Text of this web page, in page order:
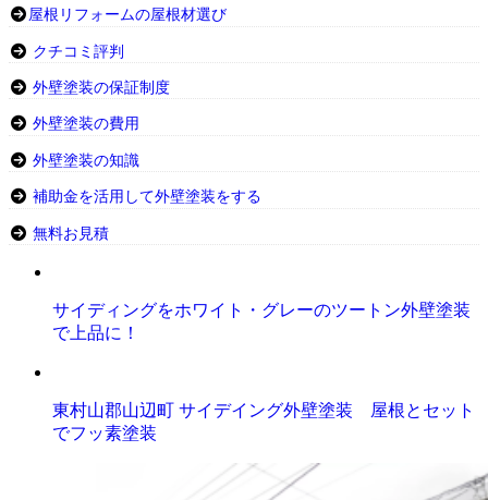
屋根リフォームの屋根材選び
クチコミ評判
外壁塗装の保証制度
外壁塗装の費用
外壁塗装の知識
補助金を活用して外壁塗装をする
無料お見積
サイディングをホワイト・グレーのツートン外壁塗装
で上品に！
東村山郡山辺町 サイデイング外壁塗装 屋根とセット
でフッ素塗装